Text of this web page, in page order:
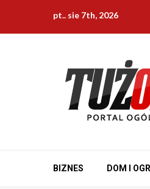
content
pt.. sie 7th, 2026
BIZNES DOM I